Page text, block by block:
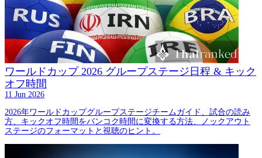
ワールドカップ 2026 グループステージ日程 & キック
オフ時間
11 Jun 2026
2026年ワールドカップグループステージチームガイド、試合の読み
方、キックオフ時間をバンコク時間に変換する方法、ノックアウト
ステージのフォーマットと視聴のヒント。